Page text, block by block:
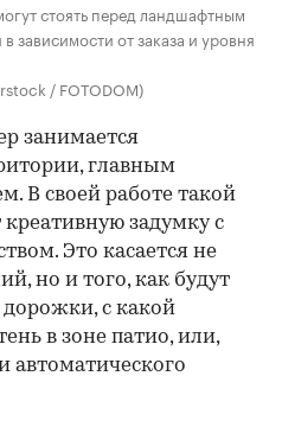
стоять перед ландшафтным
зависимости от заказа и уровня
/ FOTODOM)
занимается
главным
В своей работе такой
задумку с
Это касается не
но и того, как будут
с какой
в зоне патио, или,
автоматического